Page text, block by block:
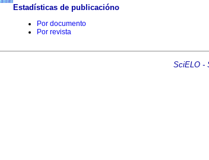
Estadísticas de publicacióno
Por documento
Por revista
SciELO -